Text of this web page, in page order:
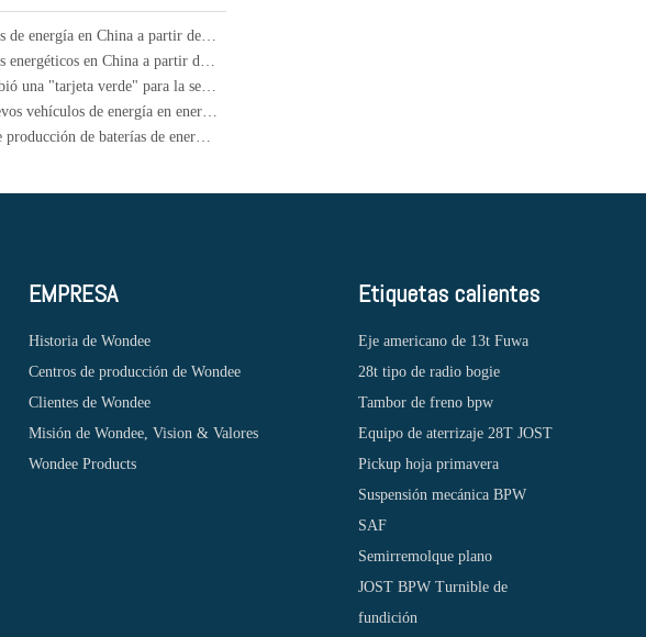
Producción y ventas de nuevos vehículos de energía en China a partir de mayo de 2024
Producción y ventas de nuevos vehículos energéticos en China a partir de abril de 2024
Visita flash de Musk a China: Tesla recibió una "tarjeta verde" para la seguridad de los datos, hasta dónde va a entrar en China
La producción y ventas de China de nuevos vehículos de energía en enero de 2024
El ciclo de expansión de la capacidad de producción de baterías de energía de China ha terminado y entrará en un ciclo de contracción
EMPRESA
Historia de Wondee
Centros de producción de Wondee
Clientes de Wondee
Misión de Wondee, Vision & Valores
Wondee Products
Etiquetas calientes
Eje americano de 13t Fuwa
28t tipo de radio bogie
Tambor de freno bpw
Equipo de aterrizaje 28T JOST
Pickup hoja primavera
Suspensión mecánica BPW
SAF
Semirremolque plano
JOST BPW Turnible de
fundición